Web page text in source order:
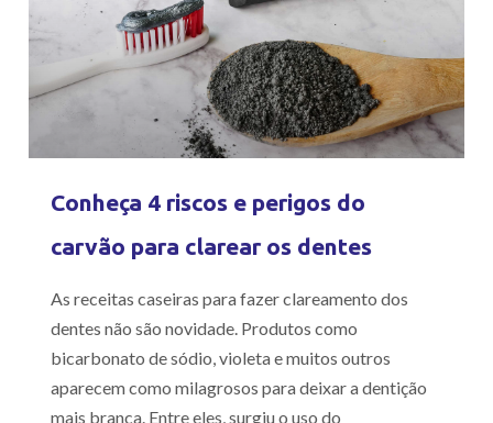
Conheça 4 riscos e perigos do
carvão para clarear os dentes
As receitas caseiras para fazer clareamento dos
dentes não são novidade. Produtos como
bicarbonato de sódio, violeta e muitos outros
aparecem como milagrosos para deixar a dentição
mais branca. Entre eles, surgiu o uso do